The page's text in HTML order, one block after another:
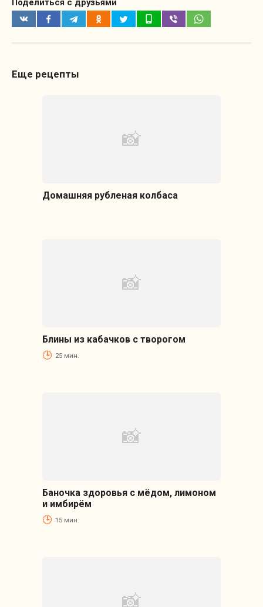
Поделиться с друзьями
Еще рецепты
Домашняя рубленая колбаса
Блины из кабачков с творогом
25 мин.
Баночка здоровья с мёдом, лимоном
и имбирём
15 мин.